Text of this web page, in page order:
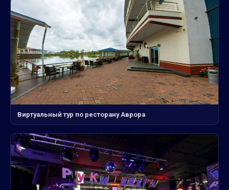
Виртуальный тур по ресторану Аврора